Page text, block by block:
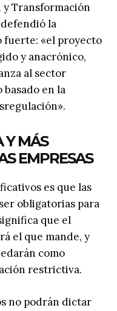
Transformación
la
fuerte: «el proyecto
y anacrónico,
al sector
en la
Y MÁS
EMPRESAS
es que las
obligatorias para
que el
el que mande, y
como
restrictiva.
no podrán dictar